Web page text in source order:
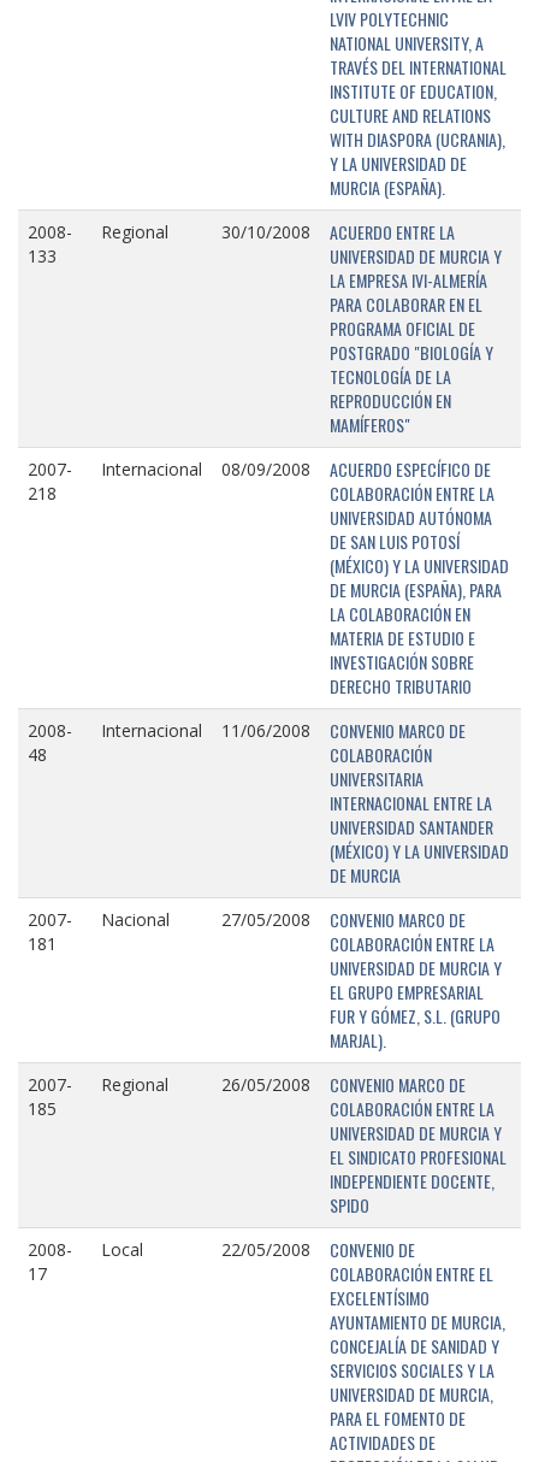
LVIV POLYTECHNIC
NATIONAL UNIVERSITY, A
TRAVÉS DEL INTERNATIONAL
INSTITUTE OF EDUCATION,
CULTURE AND RELATIONS
WITH DIASPORA (UCRANIA),
Y LA UNIVERSIDAD DE
MURCIA (ESPAÑA).
2008-
133
Regional 30/10/2008
ACUERDO ENTRE LA
UNIVERSIDAD DE MURCIA Y
LA EMPRESA IVI-ALMERÍA
PARA COLABORAR EN EL
PROGRAMA OFICIAL DE
POSTGRADO "BIOLOGÍA Y
TECNOLOGÍA DE LA
REPRODUCCIÓN EN
MAMÍFEROS"
2007-
218
Internacional 08/09/2008
ACUERDO ESPECÍFICO DE
COLABORACIÓN ENTRE LA
UNIVERSIDAD AUTÓNOMA
DE SAN LUIS POTOSÍ
(MÉXICO) Y LA UNIVERSIDAD
DE MURCIA (ESPAÑA), PARA
LA COLABORACIÓN EN
MATERIA DE ESTUDIO E
INVESTIGACIÓN SOBRE
DERECHO TRIBUTARIO
2008-
48
Internacional 11/06/2008
CONVENIO MARCO DE
COLABORACIÓN
UNIVERSITARIA
INTERNACIONAL ENTRE LA
UNIVERSIDAD SANTANDER
(MÉXICO) Y LA UNIVERSIDAD
DE MURCIA
2007-
181
Nacional 27/05/2008
CONVENIO MARCO DE
COLABORACIÓN ENTRE LA
UNIVERSIDAD DE MURCIA Y
EL GRUPO EMPRESARIAL
FUR Y GÓMEZ, S.L. (GRUPO
MARJAL).
2007-
185
Regional 26/05/2008
CONVENIO MARCO DE
COLABORACIÓN ENTRE LA
UNIVERSIDAD DE MURCIA Y
EL SINDICATO PROFESIONAL
INDEPENDIENTE DOCENTE,
SPIDO
2008-
17
Local 22/05/2008
CONVENIO DE
COLABORACIÓN ENTRE EL
EXCELENTÍSIMO
AYUNTAMIENTO DE MURCIA,
CONCEJALÍA DE SANIDAD Y
SERVICIOS SOCIALES Y LA
UNIVERSIDAD DE MURCIA,
PARA EL FOMENTO DE
ACTIVIDADES DE